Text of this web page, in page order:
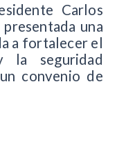
Carlos
una
a fortalecer el
la seguridad
convenio de